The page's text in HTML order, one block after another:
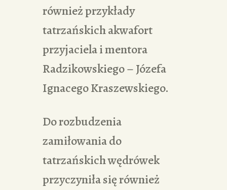
również przykłady
tatrzańskich akwafort
przyjaciela i mentora
Radzikowskiego – Józefa
Ignacego Kraszewskiego.
Do rozbudzenia
zamiłowania do
tatrzańskich wędrówek
przyczyniła się również